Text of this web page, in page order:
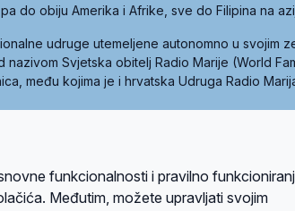
do obiju Amerika i Afrike, sve do Filipina na
udruge utemeljene autonomno u svojim
nazivom Svjetska obitelj Radio Marije (World
među kojima je i hrvatska Udruga Radio
funkcionalnosti i pravilno
Međutim, možete upravljati svojim